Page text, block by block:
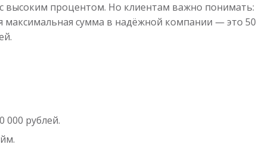
высоким процентом. Но клиентам важно понимать:
максимальная сумма в надёжной компании — это 50
рублей.